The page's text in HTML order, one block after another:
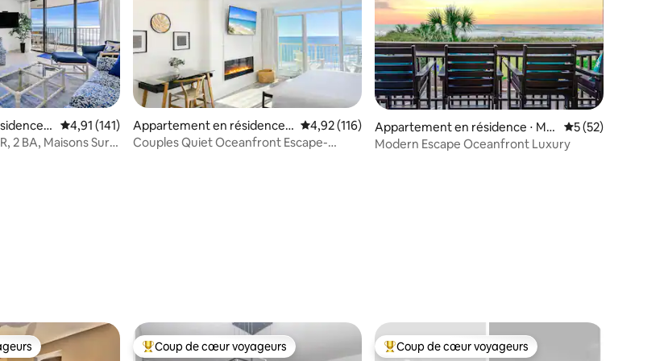
commentaires : 4,97 sur 5
⋅
Évaluation moyenne sur la base de 141 commentaires : 4,91 sur 5
4,91 (141)
2 BA, Maisons Sur
Appartement en résidence ⋅
Myrtle Beach
Évaluation moyenne sur la base de 116 commentaires : 4,92 sur 5
4,92 (116)
Couples Quiet Oceanfront Escape-
Appartement en résidence ⋅ Myr
tle Beach
Évaluation
5 (52)
Modern Escape Oceanfront Luxury
Coups de cœur voyageurs les plus appréciés
Coup de cœur voyageurs Coups de cœur voyageurs les plus appréciés
Coup de cœur voyageurs